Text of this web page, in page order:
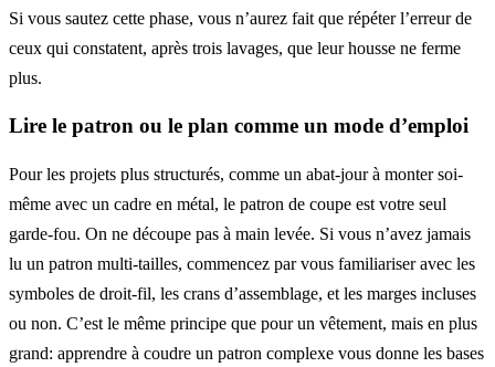
Si vous sautez cette phase, vous n’aurez fait que répéter l’erreur de
ceux qui constatent, après trois lavages, que leur housse ne ferme
plus.
Lire le patron ou le plan comme un mode d’emploi
Pour les projets plus structurés, comme un abat-jour à monter soi-
même avec un cadre en métal, le patron de coupe est votre seul
garde-fou. On ne découpe pas à main levée. Si vous n’avez jamais
lu un patron multi-tailles, commencez par vous familiariser avec les
symboles de droit-fil, les crans d’assemblage, et les marges incluses
ou non. C’est le même principe que pour un vêtement, mais en plus
grand: apprendre à coudre un patron complexe vous donne les bases